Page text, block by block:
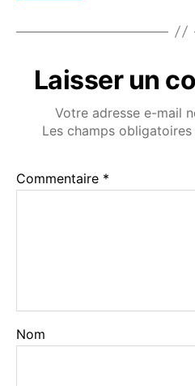
Laisser un
Votre adresse e-mail
Les champs
Commentaire *
Nom